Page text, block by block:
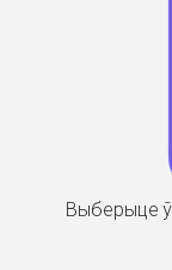
Выберыце ў